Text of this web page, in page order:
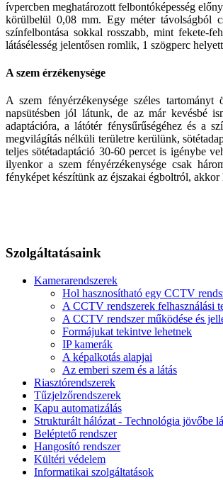
ívpercben meghatározott felbontóképesség
körülbelül 0,08 mm. Egy méter távolságból
színfelbontása sokkal rosszabb, mint fekete-
látásélesség jelentősen romlik, 1 szögperc
A szem érzékenysége
A szem fényérzékenysége széles
napsütésben jól látunk, de az már kevésbé
adaptációra, a látótér fénysűrűségéhez és a
megvilágítás nélküli területre kerülünk,
teljes sötétadaptáció 30-60 percet is igénybe
ilyenkor a szem fényérzékenysége csak
fényképet készítünk az éjszakai égboltról,
Szolgáltatásaink
Kamerarendszerek
Hol hasznosítható egy CCTV
A CCTV rendszerek felhasználási
A CCTV rendszer működése és
Formájukat tekintve lehetnek
IP kamerák
A képalkotás alapjai
Az emberi szem és a látás
Riasztórendszerek
Tűzjelzőrendszerek
Kapu automatizálás
Strukturált hálózat - Technológia jövőbe
Beléptető rendszer
Hangosító rendszer
Kültéri védelem
Informatikai szolgáltatások